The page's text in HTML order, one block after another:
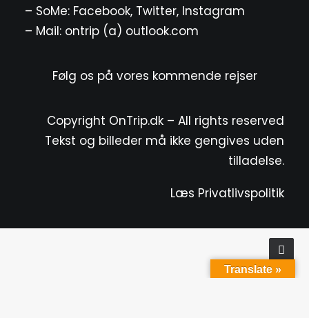
– SoMe: Facebook, Twitter, Instagram
– Mail: ontrip (a) outlook.com
Følg os på vores kommende rejser
Copyright OnTrip.dk – All rights reserved
Tekst og billeder må ikke gengives uden
tilladelse.
Læs Privatlivspolitik
Translate »